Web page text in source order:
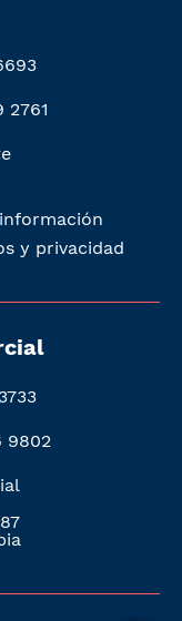
2761
y privacidad
9802